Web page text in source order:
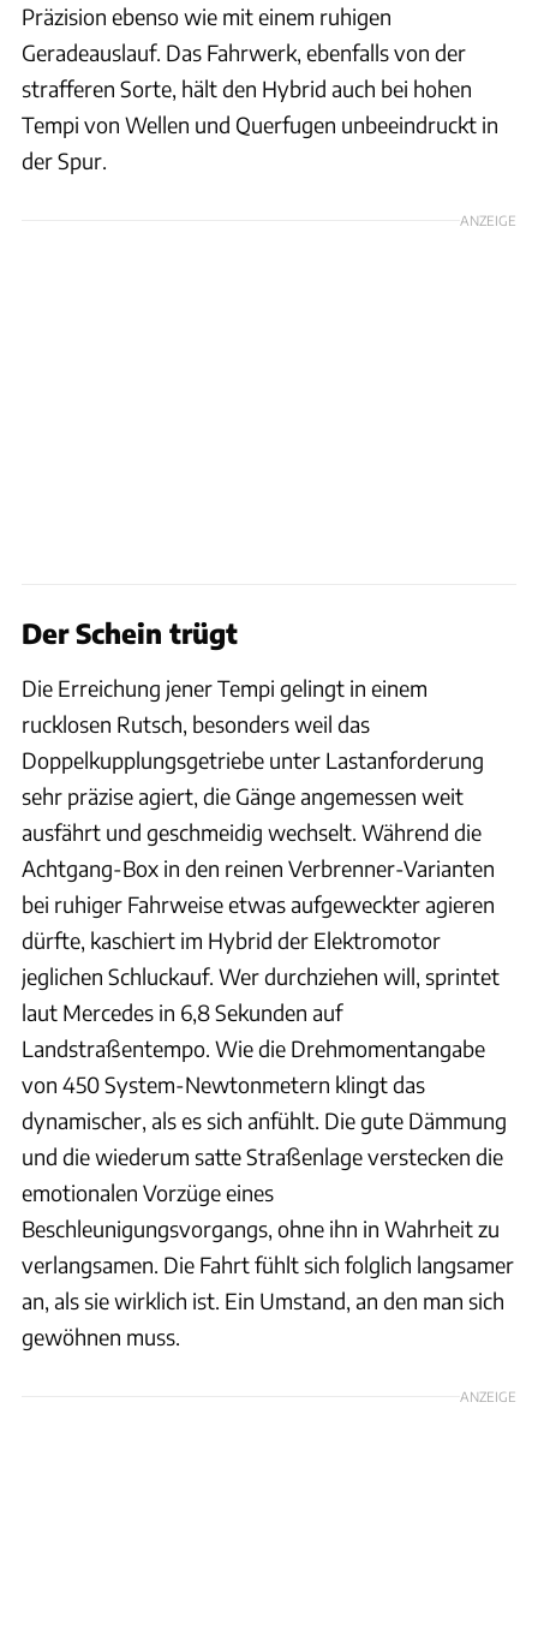
Präzision ebenso wie mit einem ruhigen
Geradeauslauf. Das Fahrwerk, ebenfalls von der
strafferen Sorte, hält den Hybrid auch bei hohen
Tempi von Wellen und Querfugen unbeeindruckt in
der Spur.
ANZEIGE
Der Schein trügt
Die Erreichung jener Tempi gelingt in einem
rucklosen Rutsch, besonders weil das
Doppelkupplungsgetriebe unter Lastanforderung
sehr präzise agiert, die Gänge angemessen weit
ausfährt und geschmeidig wechselt. Während die
Achtgang-Box in den reinen Verbrenner-Varianten
bei ruhiger Fahrweise etwas aufgeweckter agieren
dürfte, kaschiert im Hybrid der Elektromotor
jeglichen Schluckauf. Wer durchziehen will, sprintet
laut Mercedes in 6,8 Sekunden auf
Landstraßentempo. Wie die Drehmomentangabe
von 450 System-Newtonmetern klingt das
dynamischer, als es sich anfühlt. Die gute Dämmung
und die wiederum satte Straßenlage verstecken die
emotionalen Vorzüge eines
Beschleunigungsvorgangs, ohne ihn in Wahrheit zu
verlangsamen. Die Fahrt fühlt sich folglich langsamer
an, als sie wirklich ist. Ein Umstand, an den man sich
gewöhnen muss.
ANZEIGE